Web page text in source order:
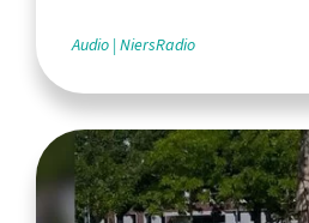
Audio NiersRadio